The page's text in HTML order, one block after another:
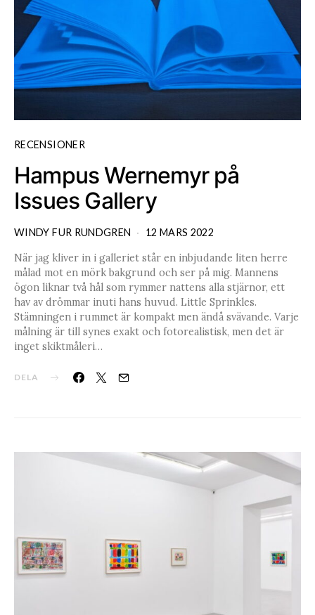
RECENSIONER
Hampus Wernemyr på
Issues Gallery
WINDY FUR RUNDGREN 12 MARS 2022
När jag kliver in i galleriet står en inbjudande liten herre
målad mot en mörk bakgrund och ser på mig. Mannens
ögon liknar två hål som rymmer nattens alla stjärnor, ett
hav av drömmar inuti hans huvud. Little Sprinkles.
Stämningen i rummet är kompakt men ändå svävande. Varje
målning är till synes exakt och fotorealistisk, men det är
inget skiktmåleri…
DELA